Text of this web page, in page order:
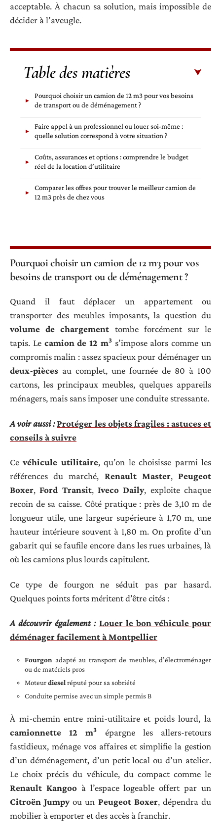
acceptable. À chacun sa solution, mais impossible de
décider à l’aveugle.
Table des matières
Pourquoi choisir un camion de 12 m3 pour vos besoins
de transport ou de déménagement ?
Faire appel à un professionnel ou louer soi-même :
quelle solution correspond à votre situation ?
Coûts, assurances et options : comprendre le budget
réel de la location d’utilitaire
Comparer les offres pour trouver le meilleur camion de
12 m3 près de chez vous
Pourquoi choisir un camion de 12 m3 pour vos
besoins de transport ou de déménagement ?
Quand il faut déplacer un appartement ou
transporter des meubles imposants, la question du
volume de chargement tombe forcément sur le
tapis. Le camion de 12 m3s’impose alors comme un
compromis malin : assez spacieux pour déménager un
deux-pièces au complet, une fournée de 80 à 100
cartons, les principaux meubles, quelques appareils
ménagers, mais sans imposer une conduite stressante.
A voir aussi :Protéger les objets fragiles : astuces et
conseils à suivre
Cevéhicule utilitaire, qu’on le choisisse parmi les
références du marché, Renault Master,Peugeot
Boxer,Ford Transit,Iveco Daily, exploite chaque
recoin de sa caisse. Côté pratique : près de 3,10 m de
longueur utile, une largeur supérieure à 1,70 m, une
hauteur intérieure souvent à 1,80 m. On profite d’un
gabarit qui se faufile encore dans les rues urbaines, là
où les camions plus lourds capitulent.
Ce type de fourgon ne séduit pas par hasard.
Quelques points forts méritent d’être cités :
A découvrir également : Louer le bon véhicule pour
déménager facilement à Montpellier
Fourgon adapté au transport de meubles, d’électroménager
ou de matériels pros
Moteurdieselréputé pour sa sobriété
Conduite permise avec un simple permis B
À mi-chemin entre mini-utilitaire et poids lourd, la
camionnette 12 m3
épargne les allers-retours
fastidieux, ménage vos affaires et simplifie la gestion
d’un déménagement, d’un petit local ou d’un atelier.
Le choix précis du véhicule, du compact comme le
Renault Kangooà l’espace logeable offert par un
Citroën Jumpyou un Peugeot Boxer, dépendra du
mobilier à emporter et des accès à franchir.